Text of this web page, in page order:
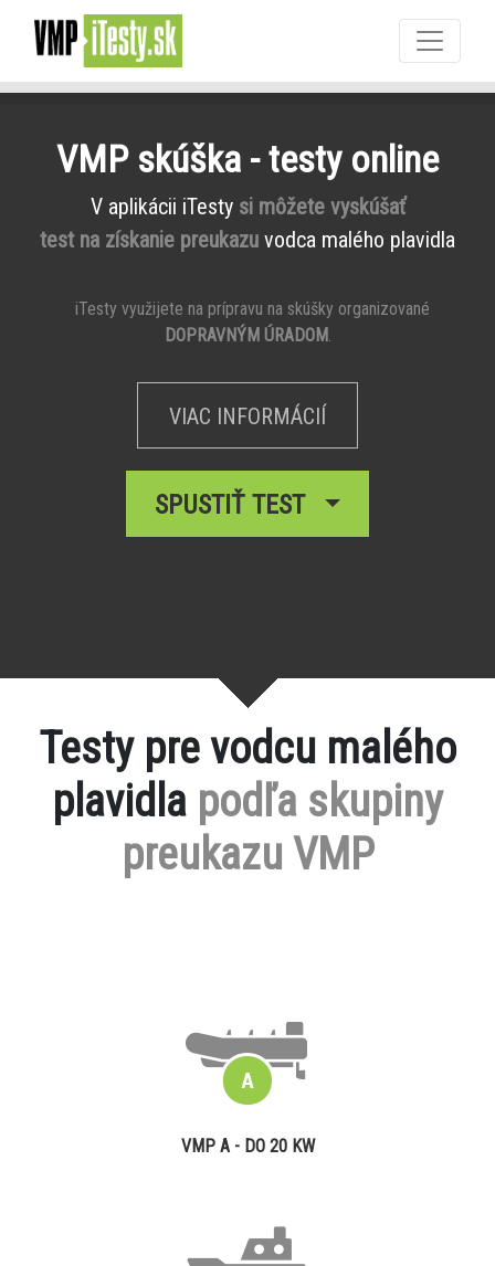
VMP skúška - testy online
V aplikácii iTesty si môžete vyskúšať
test na získanie preukazu vodca malého plavidla
iTesty využijete na prípravu na skúšky organizované
DOPRAVNÝM ÚRADOM.
VIAC INFORMÁCIÍ
SPUSTIŤ TEST
Testy pre vodcu malého
plavidla podľa skupiny
preukazu VMP
VMP A - DO 20 KW